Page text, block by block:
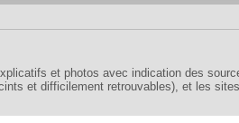
et photos avec indication des
et difficilement retrouvables), et les